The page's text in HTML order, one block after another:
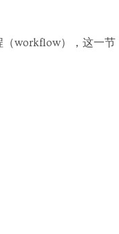
（workflow），这一节